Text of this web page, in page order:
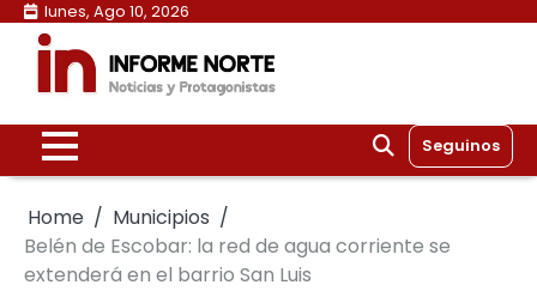
Skip
content
lunes, Ago 10, 2026
Seguinos
Home
Municipios
Belén de Escobar: la red de agua corriente se
extenderá en el barrio San Luis